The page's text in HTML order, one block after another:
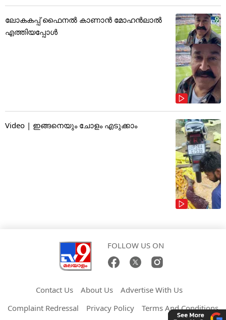
ലോകകപ്പ് ഫൈനൽ കാണാൻ മോഹൻലാൽ
എത്തിയപ്പോൾ
Video | ഇങ്ങനെയും ചോളം എടുക്കാം
FOLLOW US ON
Contact Us About Us
Advertise With Us
Complaint Redressal
Privacy Policy Terms And Conditions